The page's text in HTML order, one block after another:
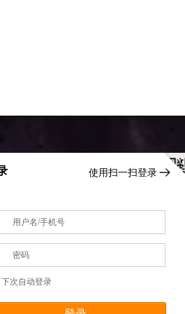
使用扫一扫登录
用户名/手机号
密码
下次自动登录